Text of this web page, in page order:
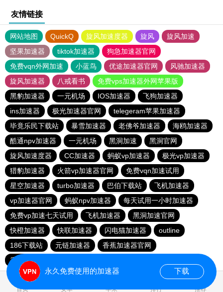
友情链接
网站地图 QuickQ 旋风加速度器 旋风
旋风加速
坚果加速器
tiktok加速器
狗急加速器官网
免费vqn外网加速
小蓝鸟 优途加速器官网
风驰加速器
旋风加速器
八戒看书
免费vps加速器外网苹果版
黑豹加速器
一元机场 IOS加速器
飞狗加速器
ins加速器
极光加速器官网
telegeram苹果加速器
毕竟乐民下载站
暴雪加速器 老佛爷加速器
海鸥加速器
酷通npv加速器
一元机场 黑洞加速
黑洞官网
旋风加速度器
CC加速器 蚂蚁vp加速器
极光vp加速器
猎豹加速器
火箭vp加速器官网
免费vqn加速试用
星空加速器
turbo加速器 巴伯下载站
飞机加速器
vp加速器官网
蚂蚁npv加速器
每天试用一小时加速器
免费vp加速七天试用
飞机加速器
黑洞加速官网
快橙加速器
快联加速器 闪电猫加速器
outline
186下载站
元链加速器
香蕉加速器官网
香蕉加速器官网正版
首页 安卓 苹果 排行 推荐
永久免费使用的加速器 下载
1.091573s